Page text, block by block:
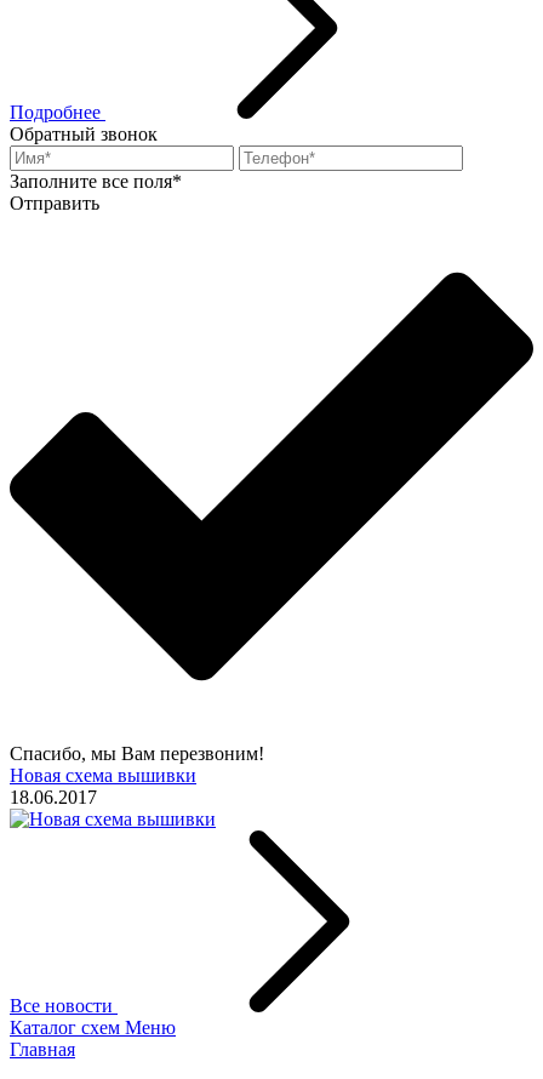
Подробнее
Обратный звонок
Заполните все поля*
Отправить
Спасибо, мы Вам перезвоним!
Новая схема вышивки
18.06.2017
Все новости
Каталог схем Меню
Главная